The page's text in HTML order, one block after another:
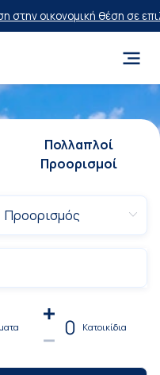
θέση σε επιλεγμένα
Πολλαπλοί
Προορισμοί
0 Κατοικίδια